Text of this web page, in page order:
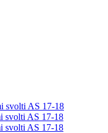
svolti AS 17-18
svolti AS 17-18
svolti AS 17-18